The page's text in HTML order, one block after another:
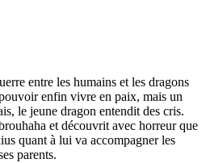
entre les humains et les dragons
enfin vivre en paix, mais un
le jeune dragon entendit des cris.
et découvrit avec horreur que
quant à lui va accompagner les
parents.